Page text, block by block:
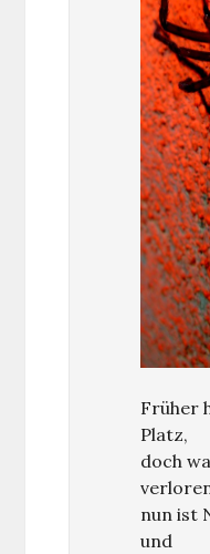
Früher
Platz,
doch
nun ist
und